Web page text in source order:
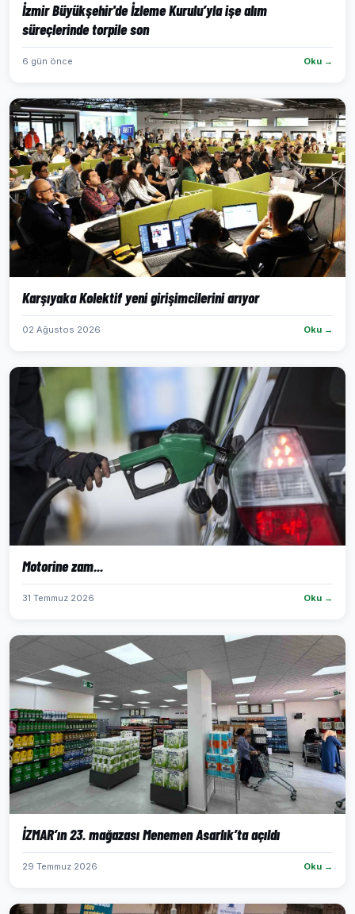
İzmir Büyükşehir'de İzleme Kurulu’yla işe alım
süreçlerinde torpile son
6 gün önce Oku →
Karşıyaka Kolektif yeni girişimcilerini arıyor
02 Ağustos 2026 Oku →
Motorine zam...
31 Temmuz 2026 Oku →
İZMAR’ın 23. mağazası Menemen Asarlık’ta açıldı
29 Temmuz 2026 Oku →